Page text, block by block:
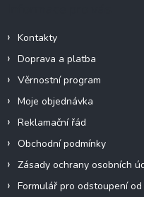
Kontakty
Doprava a platba
Věrnostní program
Moje objednávka
Reklamační řád
Obchodní podmínky
Zásady ochrany osobních
Formulář pro odstoupení